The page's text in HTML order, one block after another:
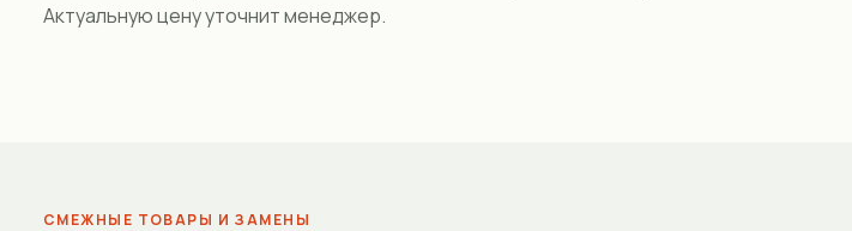
Актуальную цену уточнит менеджер.
СМЕЖНЫЕ ТОВАРЫ И ЗАМЕНЫ